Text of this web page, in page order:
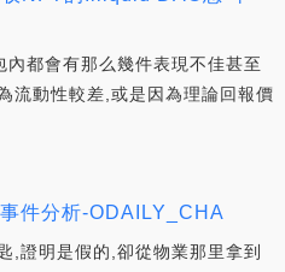
都會有那么幾件表現不佳甚至
流動性較差,或是因為理論回報價
件分析-ODAILY_CHA
,證明是假的,卻從物業那里拿到